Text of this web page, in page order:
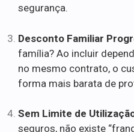
segurança.
Desconto Familiar
família? Ao incluir
no mesmo contrato, o
forma mais barata de
Sem Limite de
seguros, não existe